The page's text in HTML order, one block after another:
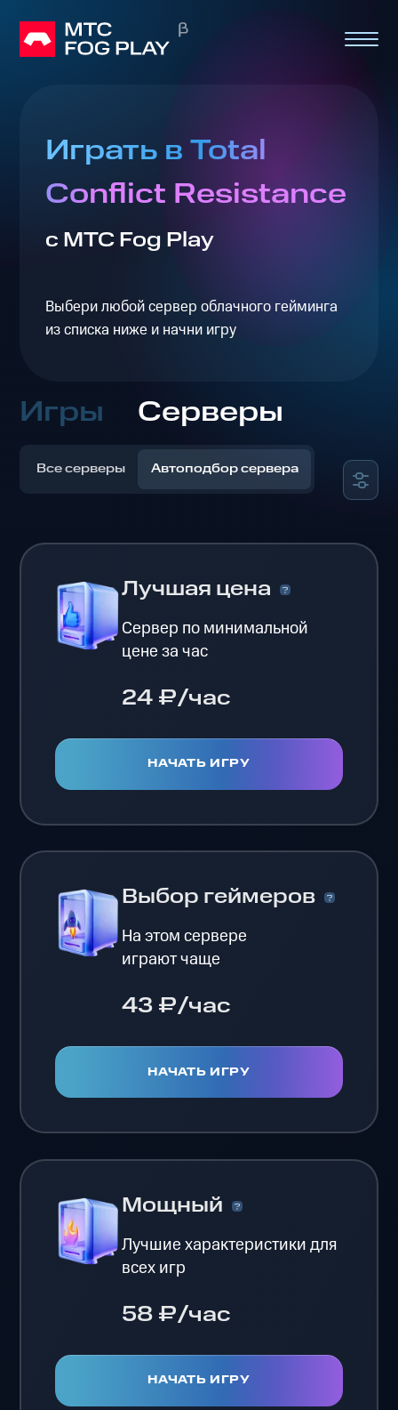
Играть в Total
Conflict Resistance
с МТС Fog Play
Выбери любой сервер облачного гейминга
из списка ниже и начни игру
Игры Серверы
Все серверы Автоподбор сервера
Лучшая цена
Сервер по минимальной
цене за час
24 ₽/час
НАЧАТЬ ИГРУ
Выбор геймеров
На этом сервере
играют чаще
43 ₽/час
НАЧАТЬ ИГРУ
Мощный
Лучшие характеристики для
всех игр
58 ₽/час
НАЧАТЬ ИГРУ